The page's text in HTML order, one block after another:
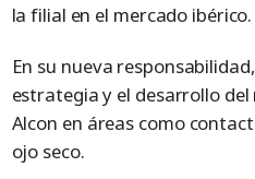
la filial en el mercado ibérico.
En su nueva
estrategia y el desarrollo del
Alcon en áreas como
ojo seco.